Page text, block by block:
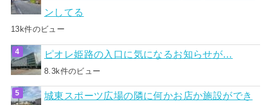
ンしてる
13k件のビュー
ピオレ姫路の入口に気になるお知らせが…
8.3k件のビュー
城東スポーツ広場の隣に何かお店か施設ができ